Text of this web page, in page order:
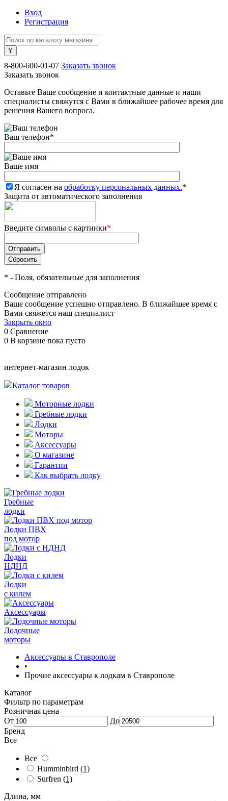
Вход
Регистрация
8-800-600-01-07 Заказать звонок
Заказать звонок
Оставьте Ваше сообщение и контактные данные и наши
специалисты свяжутся с Вами в ближайшее рабочее время для
решения Вашего вопроса.
Ваш телефон*
Ваше имя
Я согласен на обработку персональных данных.*
Защита от автоматического заполнения
Введите символы с картинки*
* - Поля, обязательные для заполнения
Сообщение отправлено
Ваше сообщение успешно отправлено. В ближайшее время с
Вами свяжется наш специалист
Закрыть окно
0 Сравнение
0 В корзине пока пусто
интернет-магазин лодок
Каталог товаров
Моторные лодки
Гребные лодки
Лодки
Моторы
Аксессуары
О магазине
Гарантии
Как выбрать лодку
Гребные
лодки
Лодки ПВХ
под мотор
Лодки
НДНД
Лодки
с килем
Аксессуары
Лодочные
моторы
Аксессуары в Ставрополе
•
Прочие аксессуары к лодкам в Ставрополе
Каталог
Фильтр по параметрам
Розничная цена
От
До
Бренд
Все
Все
Humminbird (1)
Surfren (1)
Длина, мм